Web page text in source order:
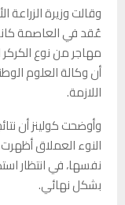
وقالت وزيرة الزراعة
عُقد في العاصمة
مهاجر من نوع الكركر
أن وكالة العلوم
اللازمة.
وأوضحت كولينز أن
النوء العملاق
نفسها، في انتظار
بشكل نهائي.